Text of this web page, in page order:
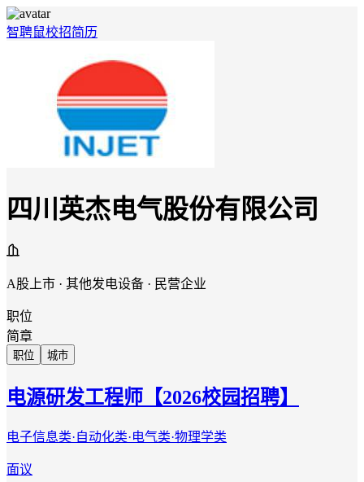
智聘鼠校招简历
四川英杰电气股份有限公司
A股上市 · 其他发电设备 · 民营企业
职位
简章
职位 城市
电源研发工程师【2026校园招聘】
电子信息类·自动化类·电气类·物理学类
面议